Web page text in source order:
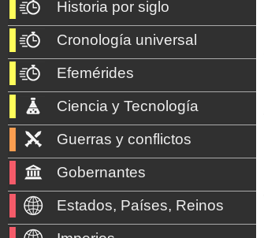
Historia por siglo
Cronología universal
Efemérides
Ciencia y Tecnología
Guerras y conflictos
Gobernantes
Estados, Países, Reinos